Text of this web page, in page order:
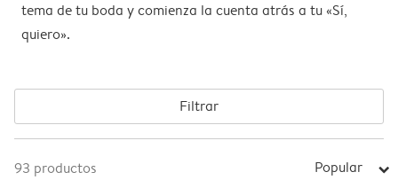
tema de tu boda y comienza la cuenta atrás a tu «Sí,
quiero».
Filtrar
93 productos Popular arrow_right